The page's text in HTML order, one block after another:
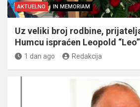
AKTUELNO IN MEMORIAM
Uz veliki broj rodbine,
Humcu ispraćen Leopold
1 dan ago Redakcija